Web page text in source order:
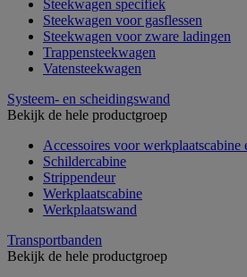
Steekwagen specifiek
Steekwagen voor gasflessen
Steekwagen voor zware ladingen
Trappensteekwagen
Vatensteekwagen
Systeem- en scheidingswand
Bekijk de hele productgroep
Accessoires voor werkplaatscabine
Schildercabine
Strippendeur
Werkplaatscabine
Werkplaatswand
Transportbanden
Bekijk de hele productgroep